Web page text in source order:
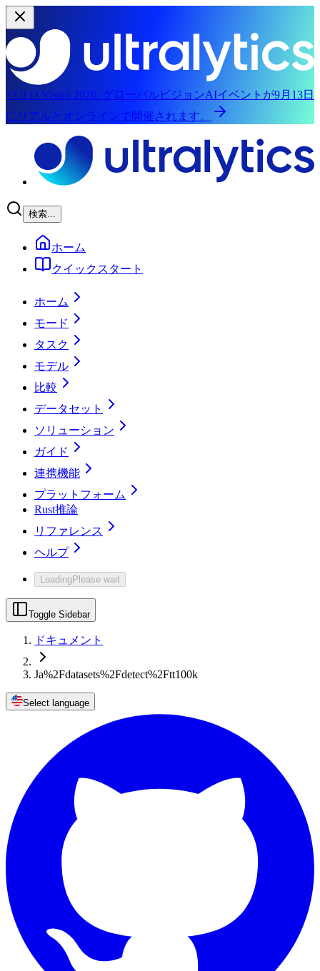
YOLO Vision 2026: グローバルビジョンAIイベントが9月13日
にリアルとオンラインで開催されます。
検索...
ホーム
クイックスタート
ホーム
モード
タスク
モデル
比較
データセット
ソリューション
ガイド
連携機能
プラットフォーム
Rust推論
リファレンス
ヘルプ
LoadingPlease wait
Toggle Sidebar
ドキュメント
Ja%2Fdatasets%2Fdetect%2Ftt100k
Select language